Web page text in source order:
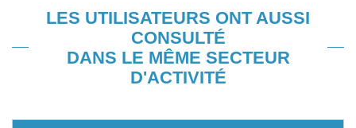
LES UTILISATEURS ONT AUSSI
CONSULTÉ
DANS LE MÊME SECTEUR
D'ACTIVITÉ